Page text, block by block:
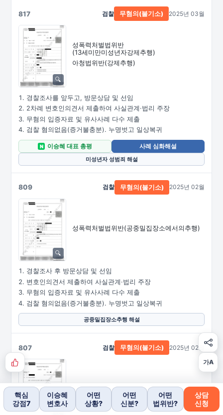
817
성폭력처벌법위반
(13세미만미성년자강제추행)
아청법위반(강제추행)
검찰 무혐의(불기소) 2025년 03월
경찰조사를 앞두고, 방문상담 및 선임
2차례 변호인의견서 제출하여 사실관계·법리 주장
무혐의 입증자료 및 유사사례 다수 제출
검찰 혐의없음(증거불충분). 누명벗고 일상복귀
N 이승혜 대표 총평
사례 심화해설
미성년자 성범죄 해설
809
성폭력처벌법위반(공중밀집장소에서의추행)
검찰 무혐의(불기소) 2025년 02월
경찰조사 후 방문상담 및 선임
변호인의견서 제출하여 사실관계·법리 주장
무혐의 입증자료 및 유사사례 다수 제출
검찰 혐의없음(증거불충분). 누명벗고 일상복귀
공중밀집장소추행 해설
807
강간·유사강간
검찰 무혐의(불기소)
2025년 02월
가A
핵심
강점7
이승혜
변호사
어떤
상황?
어떤
신분?
어떤
법위반?
상담
신청